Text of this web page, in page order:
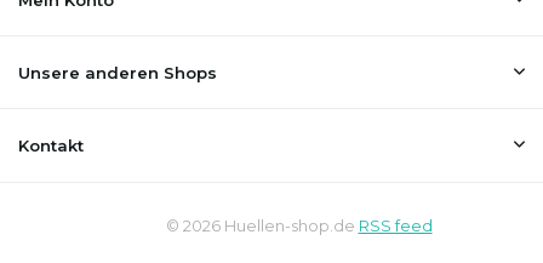
Unsere anderen Shops
Kontakt
© 2026 Huellen-shop.de RSS feed